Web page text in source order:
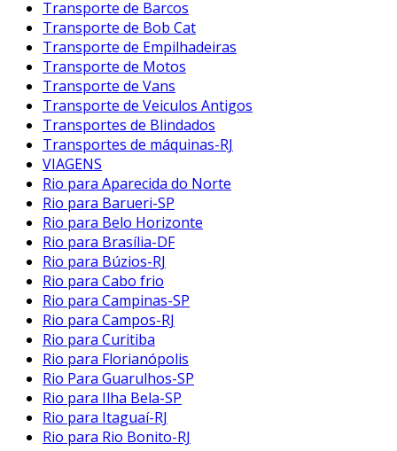
Transporte de Barcos
Transporte de Bob Cat
Transporte de Empilhadeiras
Transporte de Motos
Transporte de Vans
Transporte de Veiculos Antigos
Transportes de Blindados
Transportes de máquinas-RJ
VIAGENS
Rio para Aparecida do Norte
Rio para Barueri-SP
Rio para Belo Horizonte
Rio para Brasília-DF
Rio para Búzios-RJ
Rio para Cabo frio
Rio para Campinas-SP
Rio para Campos-RJ
Rio para Curitiba
Rio para Florianópolis
Rio Para Guarulhos-SP
Rio para Ilha Bela-SP
Rio para Itaguaí-RJ
Rio para Rio Bonito-RJ